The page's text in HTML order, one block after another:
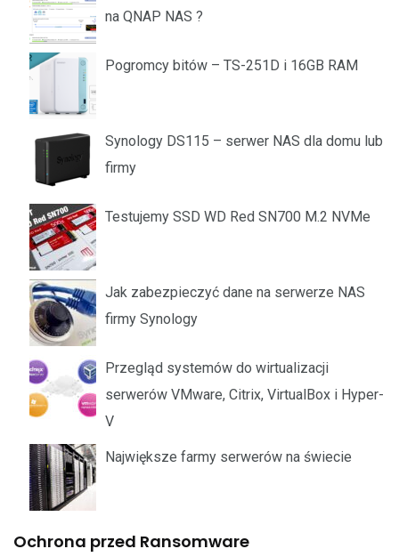
na QNAP NAS ?
Pogromcy bitów – TS-251D i 16GB RAM
Synology DS115 – serwer NAS dla domu lub
firmy
Testujemy SSD WD Red SN700 M.2 NVMe
Jak zabezpieczyć dane na serwerze NAS
firmy Synology
Przegląd systemów do wirtualizacji
serwerów VMware, Citrix, VirtualBox i Hyper-
V
Największe farmy serwerów na świecie
Ochrona przed Ransomware